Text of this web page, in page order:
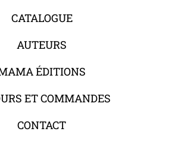
CATALOGUE
AUTEURS
ÉDITIONS
ET COMMANDES
CONTACT